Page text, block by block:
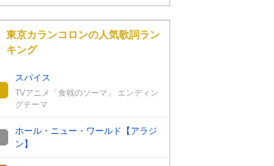
東京カランコロンの人気歌詞ラン
キング
スパイス
TVアニメ「食戟のソーマ」 エンディン
グテーマ
ホール・ニュー・ワールド【アラジ
ン】